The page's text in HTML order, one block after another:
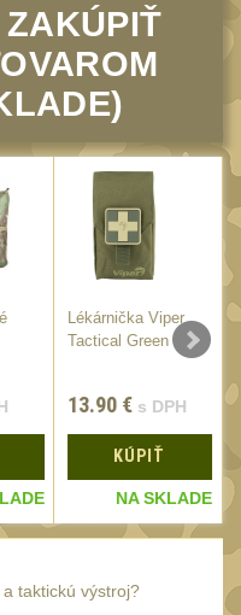
Lékárnička Viper
Tactical Green
13.90 € s DPH
KÚPIŤ
NA SKLADE
taktickú výstroj?